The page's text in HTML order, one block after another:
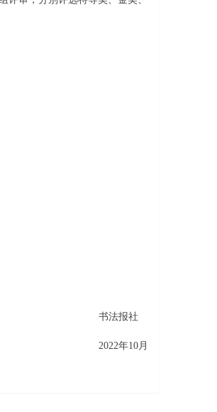
书法报社
2022年10月